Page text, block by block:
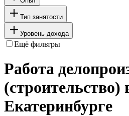
Тип занятости
Уровень дохода
Ещё фильтры
Работа
(строительство)
Екатеринбурге